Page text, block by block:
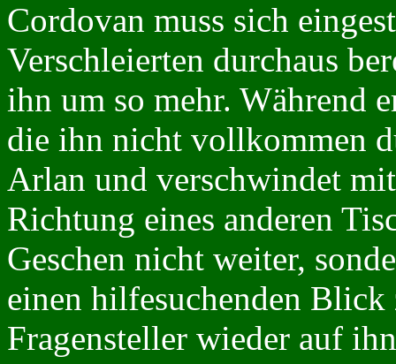
Cordovan muss sich
Verschleierten durchaus
ihn um so mehr. Während
die ihn nicht vollkommen
Arlan und verschwindet
Richtung eines anderen
Geschen nicht weiter,
einen hilfesuchenden
Fragensteller wieder auf